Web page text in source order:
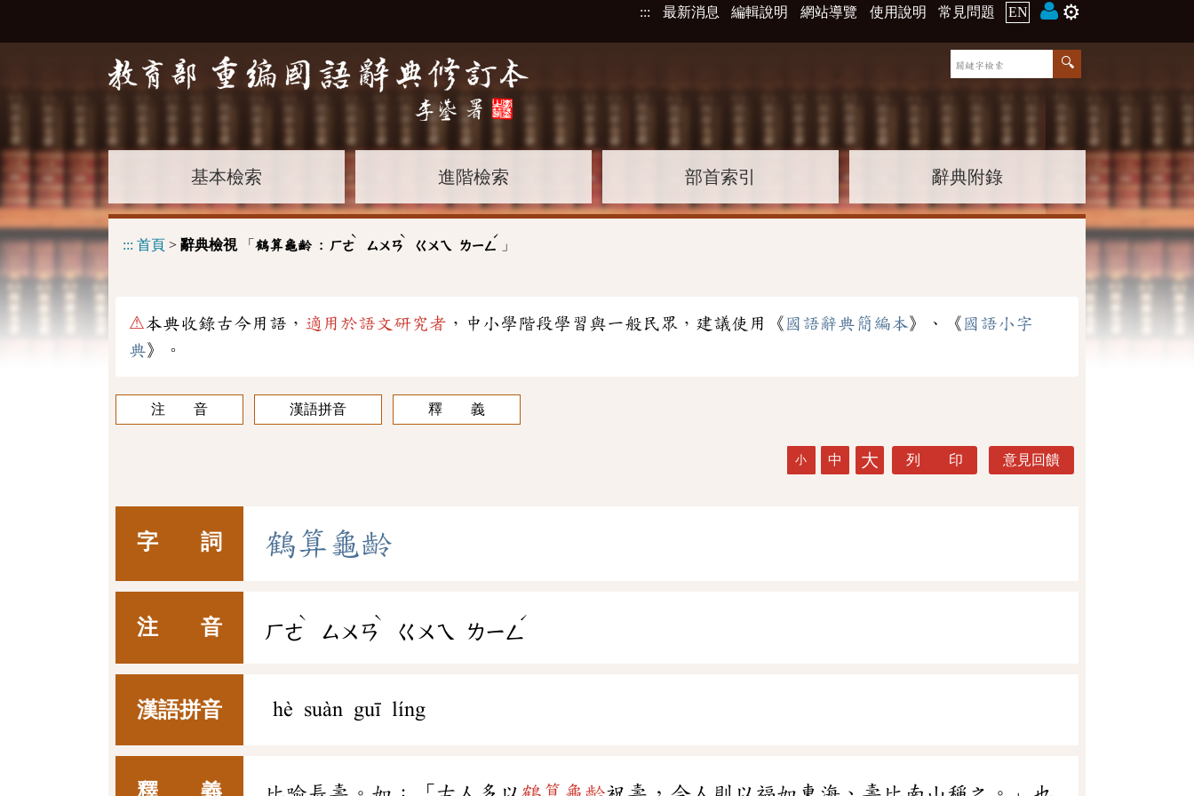
::: 最新消息 編輯說明 網站導覽 使用說明 常見問題 EN ⚙️
基本檢索 進階檢索 部首索引 辭典附錄
::: 首頁 > 辭典檢視「 鶴算龜齡 : ㄏㄜ
ˋ
ㄙㄨㄢ
ˋ
ㄍㄨㄟ ㄌㄧㄥ
ˊ
」
⚠本典收錄古今用語， 適用於語文研究者 ，中小學階段學習與一般民眾，建議使用《 國語辭典簡編本》、《 國語小字
典》。
注 音 漢語拼音 釋 義
小 中 大 列 印 意見回饋
字 詞 鶴算龜齡
注 音 ㄏㄜ
ˋ
ㄙㄨㄢ
ˋ
ㄍㄨㄟ ㄌㄧㄥ
ˊ
漢語拼音 hè suàn guī líng